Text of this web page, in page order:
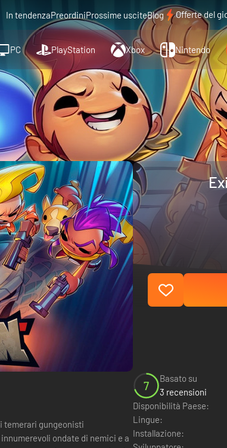
In tendenzaPreordiniProssime usciteBlog Offerte del
PC PlayStation Xbox Nintendo
temerari gungeonisti
ondate di nemici e a
7
Basato su
3 recensioni
Disponibilità Paese:
Lingue:
Installazione: